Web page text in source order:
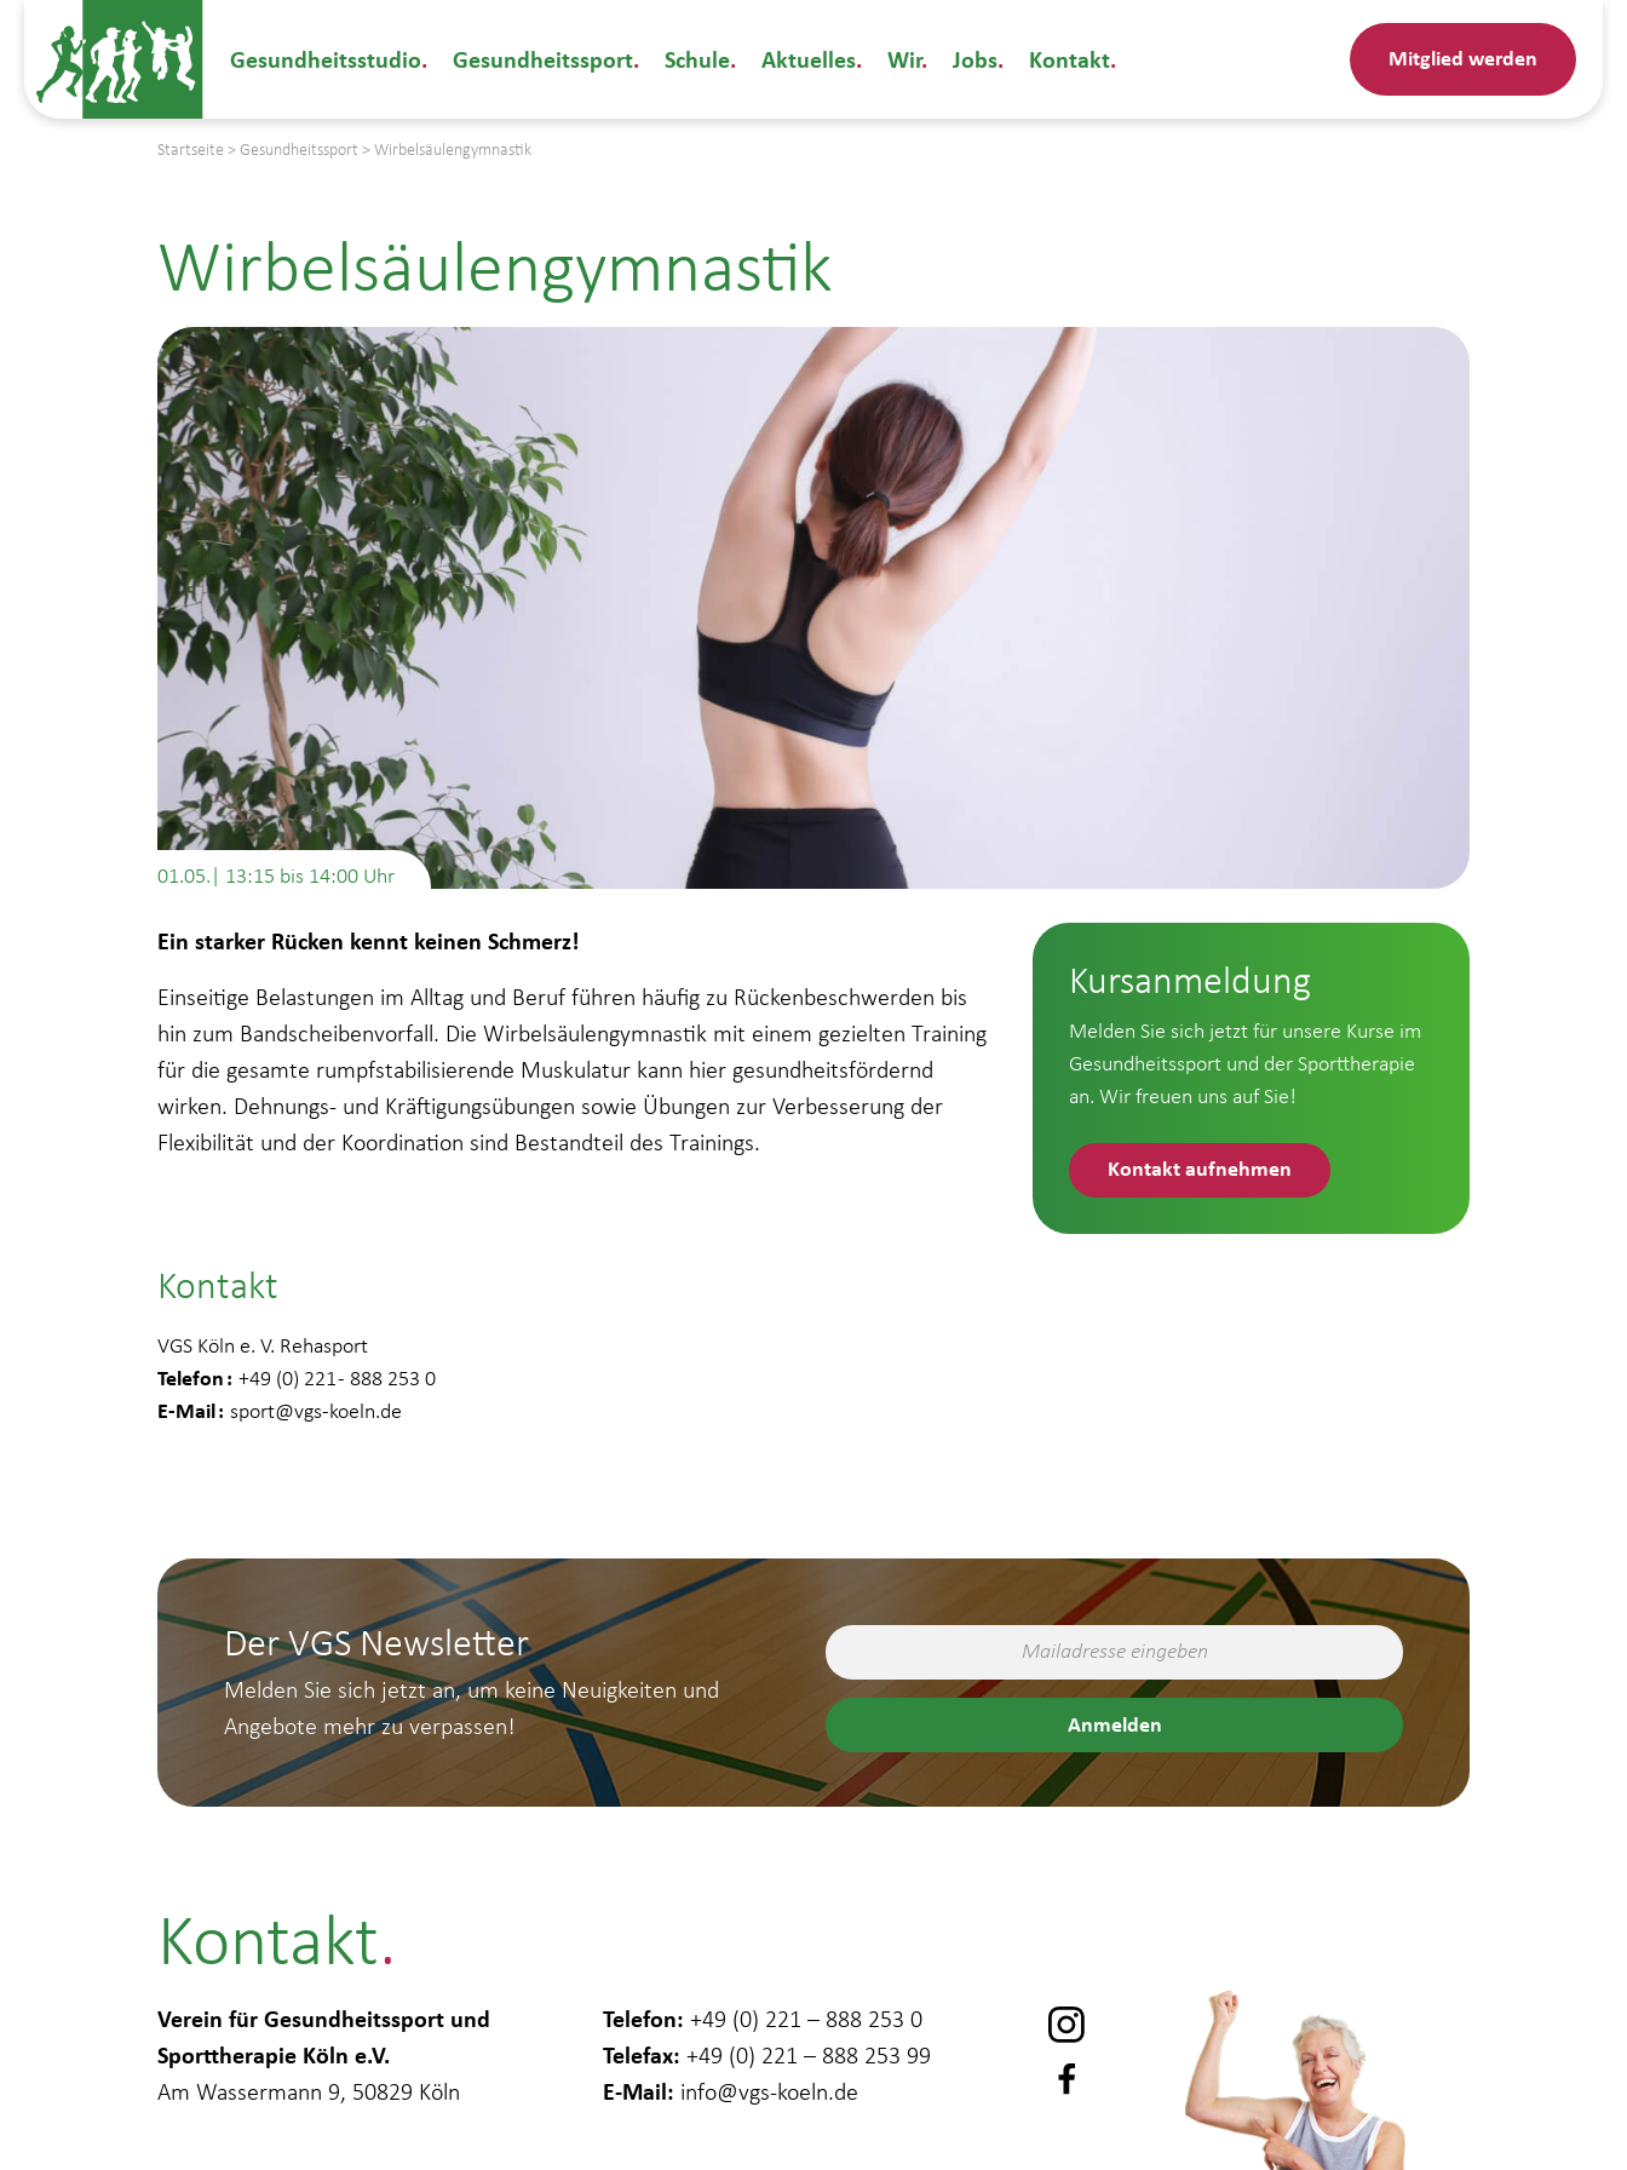
Gesundheitsstudio Gesundheitssport Schule Aktuelles Wir Jobs Kontakt Mitglied werden
Startseite > Gesundheitssport > Wirbelsäulengymnastik
Wirbelsäulengymnastik
01.05.| 13:15 bis 14:00
Ein starker Rücken kennt keinen Schmerz!
Einseitige Belastungen im Alltag und Beruf führen häufig zu Rückenbeschwerden bis
hin zum Bandscheibenvorfall. Die Wirbelsäulengymnastik mit einem gezielten Training
für die gesamte rumpfstabilisierende Muskulatur kann hier gesundheitsfördernd
wirken. Dehnungs- und Kräftigungsübungen sowie Übungen zur Verbesserung der
Flexibilität und der Koordination sind Bestandteil des Trainings.
Kursanmeldung
Melden Sie sich jetzt für unsere Kurse im
Gesundheitssport und der Sporttherapie
an. Wir freuen uns auf Sie!
Kontakt aufnehmen
Kontakt
VGS Köln e. V. Rehasport
Telefon +49 (0) 221 - 888 253 0
E-Mail sport@vgs-koeln.de
Der VGS Newsletter
Melden Sie sich jetzt an, um keine Neuigkeiten und
Angebote mehr zu verpassen!
Kontakt
Verein für Gesundheitssport und
Sporttherapie Köln e.V.
Am Wassermann 9, 50829 Köln
Telefon: +49 (0) 221 – 888 253 0
Telefax: +49 (0) 221 – 888 253 99
E-Mail: info@vgs-koeln.de